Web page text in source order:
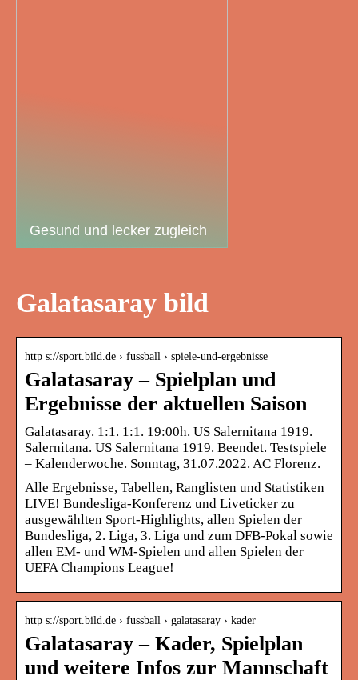
Gesund und lecker zugleich
Galatasaray bild
http s://sport.bild.de › fussball › spiele-und-ergebnisse
Galatasaray – Spielplan und
Ergebnisse der aktuellen Saison
Galatasaray. 1:1. 1:1. 19:00h. US Salernitana 1919.
Salernitana. US Salernitana 1919. Beendet. Testspiele
– Kalenderwoche. Sonntag, 31.07.2022. AC Florenz.
Alle Ergebnisse, Tabellen, Ranglisten und Statistiken
LIVE! Bundesliga-Konferenz und Liveticker zu
ausgewählten Sport-Highlights, allen Spielen der
Bundesliga, 2. Liga, 3. Liga und zum DFB-Pokal sowie
allen EM- und WM-Spielen und allen Spielen der
UEFA Champions League!
http s://sport.bild.de › fussball › galatasaray › kader
Galatasaray – Kader, Spielplan
und weitere Infos zur Mannschaft